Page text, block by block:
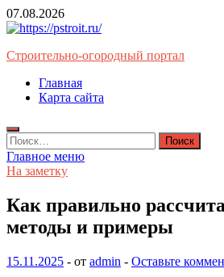
Перейти
к
07.08.2026
Строительно-огородный портал
Главная
Карта сайта
Найти:
Главное меню
На заметку
Как правильно
методы и примеры
15.11.2025 - от admin - Оставьте